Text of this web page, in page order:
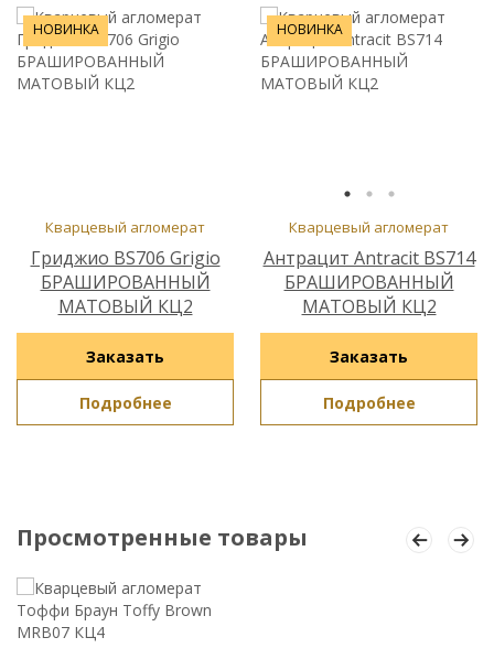
НОВИНКА
Кварцевый агломерат
Гриджио BS706 Grigio
БРАШИРОВАННЫЙ
МАТОВЫЙ КЦ2
Заказать
Подробнее
НОВИНКА
Кварцевый агломерат
Антрацит Antracit BS714
БРАШИРОВАННЫЙ
МАТОВЫЙ КЦ2
Заказать
Подробнее
Просмотренные товары